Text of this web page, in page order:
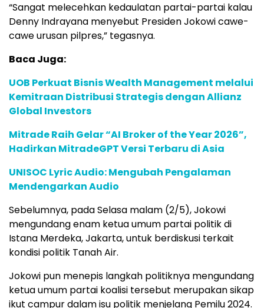
“Sangat melecehkan kedaulatan partai-partai kalau
Denny Indrayana menyebut Presiden Jokowi cawe-
cawe urusan pilpres,” tegasnya.
Baca Juga:
UOB Perkuat Bisnis Wealth Management melalui
Kemitraan Distribusi Strategis dengan Allianz
Global Investors
Mitrade Raih Gelar “AI Broker of the Year 2026”,
Hadirkan MitradeGPT Versi Terbaru di Asia
UNISOC Lyric Audio: Mengubah Pengalaman
Mendengarkan Audio
Sebelumnya, pada Selasa malam (2/5), Jokowi
mengundang enam ketua umum partai politik di
Istana Merdeka, Jakarta, untuk berdiskusi terkait
kondisi politik Tanah Air.
Jokowi pun menepis langkah politiknya mengundang
ketua umum partai koalisi tersebut merupakan sikap
ikut campur dalam isu politik menjelang Pemilu 2024.